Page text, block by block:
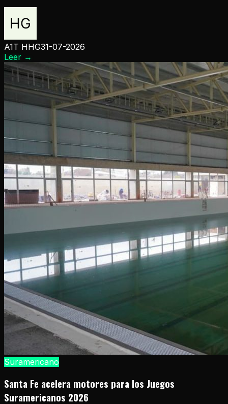
A1T HHG31-07-2026
Leer →
Suramericano
Santa Fe acelera motores para los Juegos
Suramericanos 2026